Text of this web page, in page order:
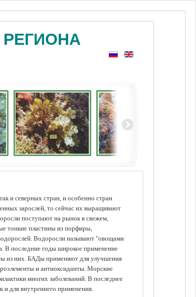
и северных стран, и особенно стран
зарослей, то сейчас их выращивают
поступают на рынок в свежем,
тонкие пластины из порфиры,
Водоросли называют "овощами
В последние годы широкое применение
из них. БАДы применяют для улучшения
и антиоксиданты. Морские
многих заболеваний. В последнее
и для внутреннего применения.